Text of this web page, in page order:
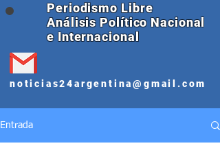
Periodismo Libre
Análisis Político Nacional
e Internacional
noticias24argentina@gmail.com
Entrada